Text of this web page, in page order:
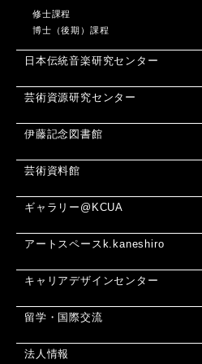
修士課程
博士（後期）課程
日本伝統音楽研究センター
芸術資源研究センター
伊藤記念図書館
芸術資料館
ギャラリー@KCUA
アートスペースk.kaneshiro
キャリアデザインセンター
留学・国際交流
法人情報